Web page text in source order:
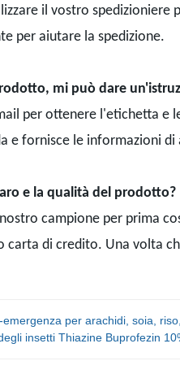
il vostro
per aiutare la spedizione.
mi può dare
per ottenere l'etichetta
e fornisce le informazioni
e la qualità del prodotto?
campione per prima
carta di credito. Una volta
per arachidi, soia,
insetti Thiazine Buprofezin